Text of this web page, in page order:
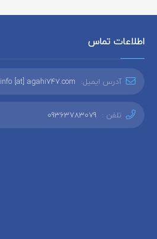
اطلاعات تماس
آدرس ایمیل: info [at] agahi747.com
تلفن : 09363783079